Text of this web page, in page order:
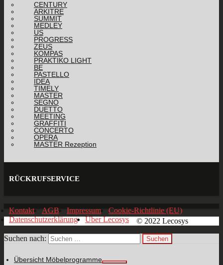
CENTURY
ARKITRE
SUMMIT
MEDLEY
US
PROGRESS
ZEUS
KOMPAS
PRAKTIKO LIGHT
BE
PASTELLO
IDEA
TIMELY
MASTER
SEGNO
DUETTO
MEETING
GRAFFITI
CONCERTO
OPERA
MASTER Rezeption
RÜCKRUFSERVICE
Kontakt AGB Impressum
Cookie-Richtlinie (EU)
Datenschutzerklärung
Über Lecosys © 2022 Lecosys
Suchen nach:
Übersicht Möbelprogramme